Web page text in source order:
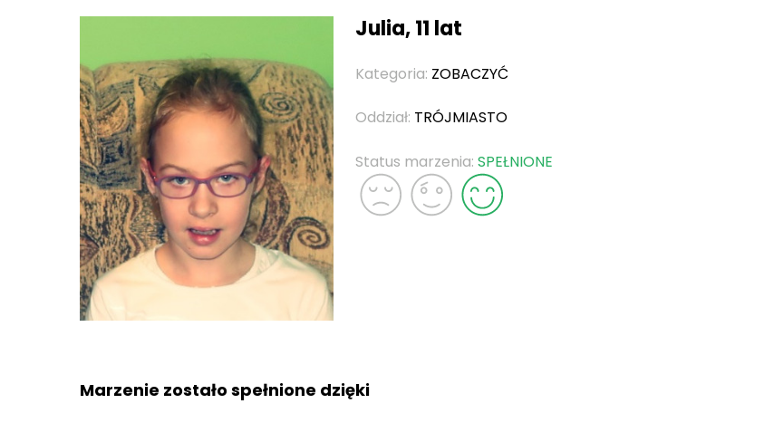
Julia, 11 lat
Kategoria: ZOBACZYĆ
Oddział: TRÓJMIASTO
Status marzenia: SPEŁNIONE
Marzenie zostało spełnione dzięki